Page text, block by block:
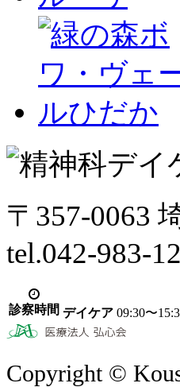
〒357-0063
tel.042-983-
診察時間 デイケア 09:30〜
Copyright ©